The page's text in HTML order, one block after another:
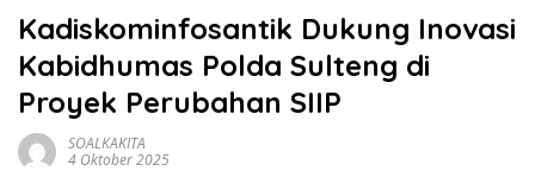
Kadiskominfosantik Dukung Inovasi
Kabidhumas Polda Sulteng di
Proyek Perubahan SIIP
SOALKAKITA
4 Oktober 2025